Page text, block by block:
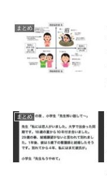
まとめ
まとめ